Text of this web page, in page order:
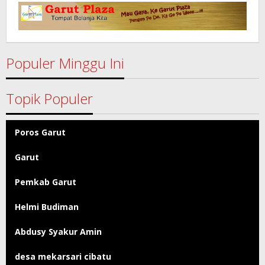
Populer Minggu Ini
Topik Populer
Poros Garut
Garut
Pemkab Garut
Helmi Budiman
Abdusy Syakur Amin
desa mekarsari cibatu